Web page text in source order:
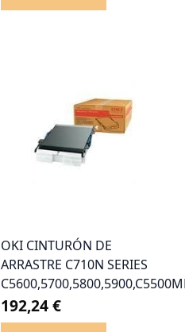
OKI CINTURÓN DE
ARRASTRE C710N SERIES
192,24 €